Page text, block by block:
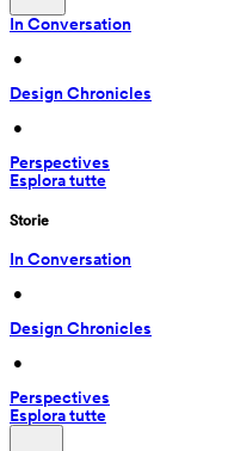
In Conversation
•
Design Chronicles
•
Perspectives
Esplora tutte
Storie
In Conversation
•
Design Chronicles
•
Perspectives
Esplora tutte